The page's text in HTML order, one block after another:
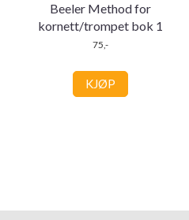
Beeler Method for
kornett/trompet bok 1
75,-
KJØP